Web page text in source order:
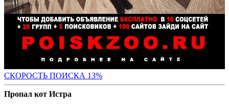
СКОРОСТЬ ПОИСКА 13%
Пропал кот Истра